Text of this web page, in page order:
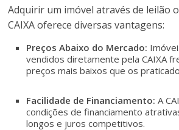
Adquirir um imóvel através de leilão
CAIXA oferece diversas vantagens:
Preços Abaixo do Mercado:
vendidos diretamente pela CAIXA
preços mais baixos que os
Facilidade de Financiamento: A
condições de financiamento
longos e juros competitivos.